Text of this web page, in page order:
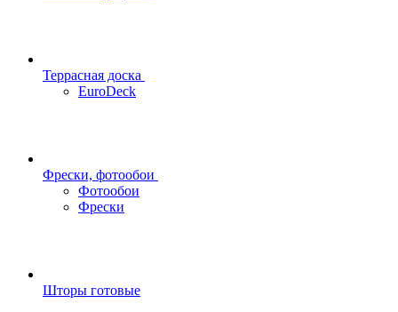
Террасная доска
EuroDeck
Фрески, фотообои
Фотообои
Фрески
Шторы готовые